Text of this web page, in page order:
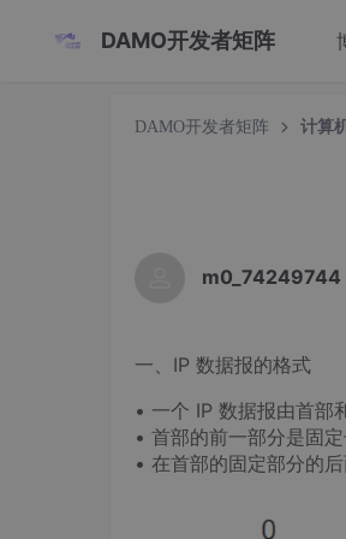
DAMO开发者矩阵
DAMO开发者矩阵 计算
m0_74249744
一、IP 数据报的格式
• 一个 IP 数据报由首部
• 首部的前一部分是固
• 在首部的固定部分的